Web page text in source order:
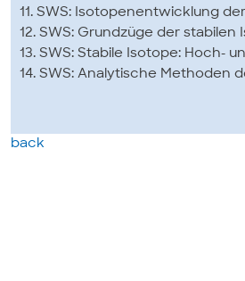
11. SWS: Isotopenentwicklung
12. SWS: Grundzüge der stabilen
13. SWS: Stabile Isotope: Hoch-
14. SWS: Analytische Methoden
back